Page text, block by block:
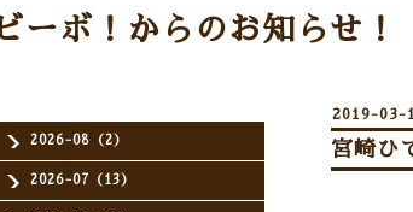
2026-08（2）
2026-07（13）
ビーボ！からのお知らせ！
2019-03-
宮崎ひ